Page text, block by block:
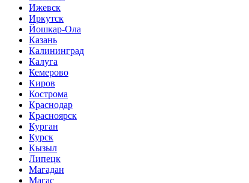
Ижевск
Иркутск
Йошкар-Ола
Казань
Калининград
Калуга
Кемерово
Киров
Кострома
Краснодар
Красноярск
Курган
Курск
Кызыл
Липецк
Магадан
Магас